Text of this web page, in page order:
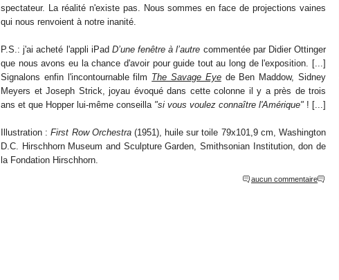
spectateur. La réalité n'existe pas. Nous sommes en face de projections vaines
qui nous renvoient à notre inanité.
P.S.: j'ai acheté l'appli iPad D’une fenêtre à l’autre commentée par Didier Ottinger
que nous avons eu la chance d'avoir pour guide tout au long de l'exposition. [...]
Signalons enfin l'incontournable film The Savage Eyede Ben Maddow, Sidney
Meyers et Joseph Strick, joyau évoqué dans cette colonne il y a près de trois
ans et que Hopper lui-même conseilla "si vous voulez connaître l'Amérique" ! [...]
Illustration :First Row Orchestra(1951), huile sur toile 79x101,9 cm, Washington
D.C. Hirschhorn Museum and Sculpture Garden, Smithsonian Institution, don de
la Fondation Hirschhorn.
aucun commentaire